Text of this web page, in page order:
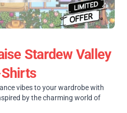
Stardew Valley
vibes to your wardrobe with
by the charming world of